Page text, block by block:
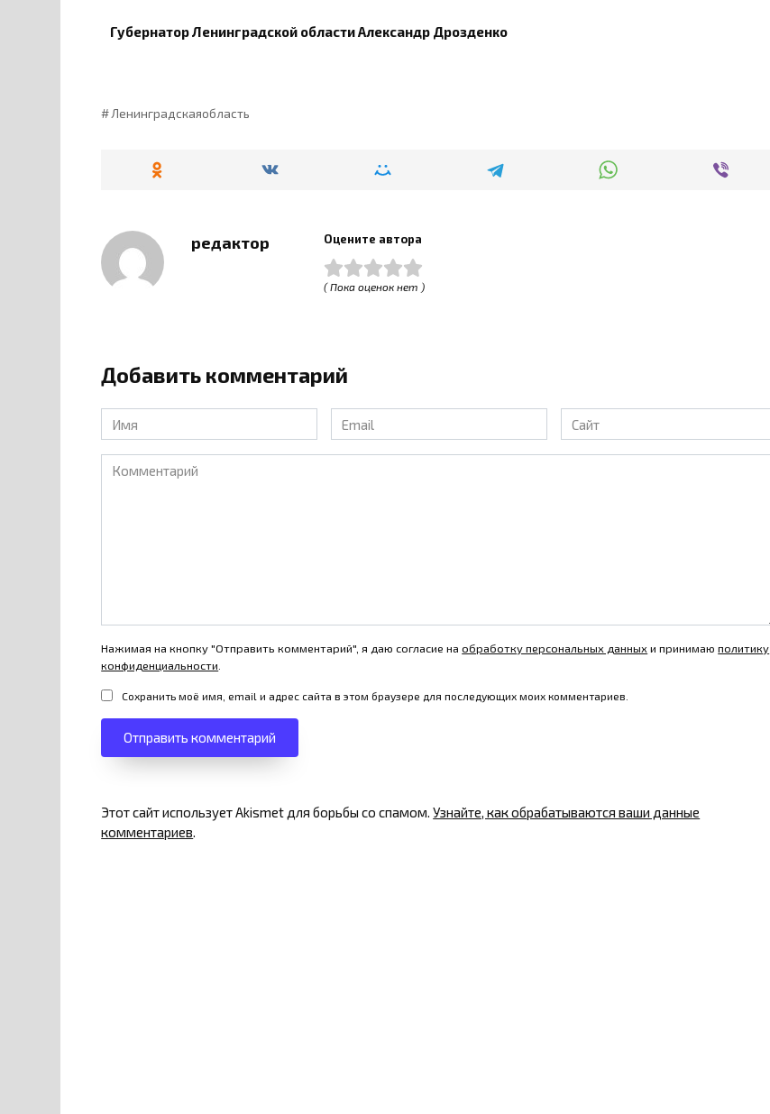
Губернатор Ленинградской области Александр Дрозденко
Ленинградскаяобласть
редактор Оцените автора
( Пока оценок нет )
Добавить комментарий
Имя
*
Email
*
Сайт
Комментарий
Нажимая на кнопку "Отправить комментарий", я даю согласие наобработку персональных данных и принимаюполитику
конфиденциальности
Сохранить моё имя, email и адрес сайта в этом браузере для последующих моих комментариев.
Этот сайт использует Akismet для борьбы со спамом.Узнайте, как обрабатываются ваши данные
комментариев.